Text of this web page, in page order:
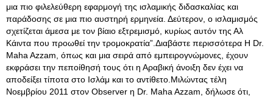
μια πιο φιλελεύθερη εφαρμογή της ισλαμικής διδασκαλίας και
παράδοσης σε μια πιο αυστηρή ερμηνεία. Δεύτερον, ο ισλαμισμός
σχετίζεται άμεσα με τον βίαιο εξτρεμισμό, κυρίως αυτόν της Αλ
Κάιντα που προωθεί την τρομοκρατία”.Διαβάστε περισσότερα Η Dr.
Maha Azzam, όπως και μια σειρά από εμπειρογνώμονες, έχουν
εκφράσει την πεποίθησή τους ότι η Αραβική άνοιξη δεν έχει να
αποδείξει τίποτα στο Ισλάμ και το αντίθετο.Μιλώντας τέλη
Νοεμβρίου 2011 στον Observer η Dr. Maha Azzam, δήλωσε ότι,